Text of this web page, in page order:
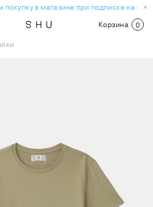
в магазине при подписке на
Корзина 0